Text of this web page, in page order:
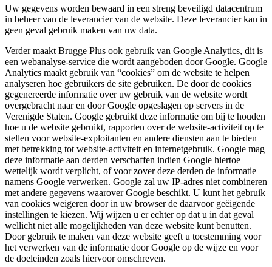
Uw gegevens worden bewaard in een streng beveiligd datacentrum
in beheer van de leverancier van de website. Deze leverancier kan in
geen geval gebruik maken van uw data.
Verder maakt Brugge Plus ook gebruik van Google Analytics, dit is
een webanalyse-service die wordt aangeboden door Google. Google
Analytics maakt gebruik van “cookies” om de website te helpen
analyseren hoe gebruikers de site gebruiken. De door de cookies
gegenereerde informatie over uw gebruik van de website wordt
overgebracht naar en door Google opgeslagen op servers in de
Verenigde Staten. Google gebruikt deze informatie om bij te houden
hoe u de website gebruikt, rapporten over de website-activiteit op te
stellen voor website-exploitanten en andere diensten aan te bieden
met betrekking tot website-activiteit en internetgebruik. Google mag
deze informatie aan derden verschaffen indien Google hiertoe
wettelijk wordt verplicht, of voor zover deze derden de informatie
namens Google verwerken. Google zal uw IP-adres niet combineren
met andere gegevens waarover Google beschikt. U kunt het gebruik
van cookies weigeren door in uw browser de daarvoor geëigende
instellingen te kiezen. Wij wijzen u er echter op dat u in dat geval
wellicht niet alle mogelijkheden van deze website kunt benutten.
Door gebruik te maken van deze website geeft u toestemming voor
het verwerken van de informatie door Google op de wijze en voor
de doeleinden zoals hiervoor omschreven.